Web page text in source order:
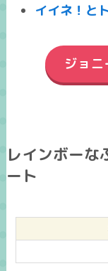
イイネ！と
ジョ
レインボーな
ート